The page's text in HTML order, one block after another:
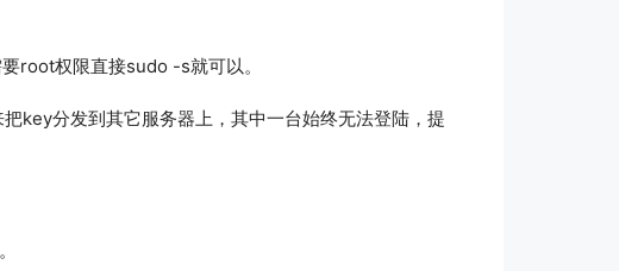
root权限直接sudo -s就可以。
key分发到其它服务器上，其中一台始终无法登陆，提